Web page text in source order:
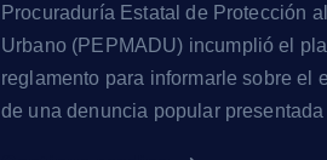
Procuraduría Estatal de Protección
Urbano (PEPMADU) incumplió el
reglamento para informarle sobre el
de una denuncia popular